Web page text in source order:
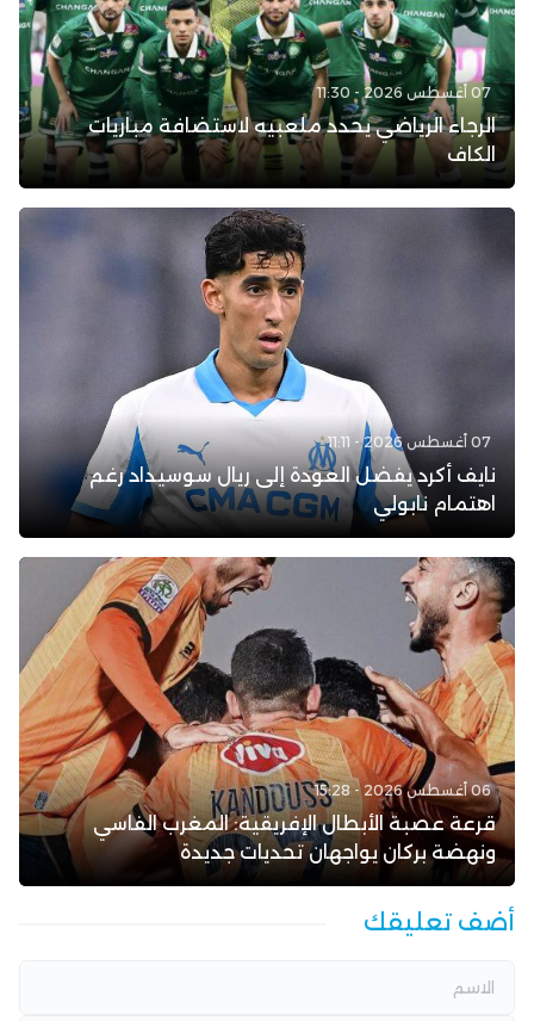
07 أغسطس 2026 - 11:30
الرجاء الرياضي يحدد ملعبيه لاستضافة مباريات
الكاف
07 أغسطس 2026 - 11:11
نايف أكرد يفضل العودة إلى ريال سوسيداد رغم
اهتمام نابولي
06 أغسطس 2026 - 15:28
قرعة عصبة الأبطال الإفريقية: المغرب الفاسي
ونهضة بركان يواجهان تحديات جديدة
أضف تعليقك